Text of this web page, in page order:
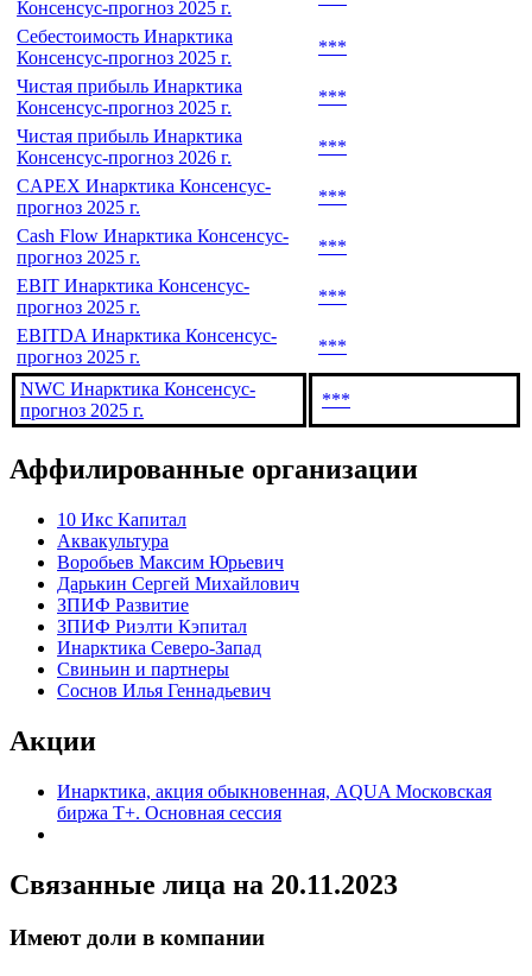
Консенсус-прогноз 2025 г.
Себестоимость Инарктика
Консенсус-прогноз 2025 г.
***
Чистая прибыль Инарктика
Консенсус-прогноз 2025 г.
***
Чистая прибыль Инарктика
Консенсус-прогноз 2026 г.
***
CAPEX Инарктика Консенсус-
прогноз 2025 г.
***
Cash Flow Инарктика Консенсус-
прогноз 2025 г.
***
EBIT Инарктика Консенсус-
прогноз 2025 г.
***
EBITDA Инарктика Консенсус-
прогноз 2025 г.
***
NWC Инарктика Консенсус-
прогноз 2025 г.
***
Аффилированные организации
10 Икс Капитал
Аквакультура
Воробьев Максим Юрьевич
Дарькин Сергей Михайлович
ЗПИФ Развитие
ЗПИФ Риэлти Кэпитал
Инарктика Северо-Запад
Свиньин и партнеры
Соснов Илья Геннадьевич
Акции
Инарктика, акция обыкновенная, AQUA Московская
биржа Т+. Основная сессия
Связанные лица на 20.11.2023
Имеют доли в компании